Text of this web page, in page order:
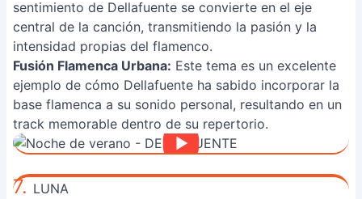
sentimiento de Dellafuente se convierte en el eje
central de la canción, transmitiendo la pasión y la
intensidad propias del flamenco.
Fusión Flamenca Urbana: Este tema es un excelente
ejemplo de cómo Dellafuente ha sabido incorporar la
base flamenca a su sonido personal, resultando en un
track memorable dentro de su repertorio.
7. LUNA